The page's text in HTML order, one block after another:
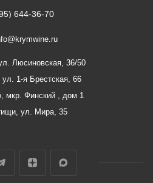
644-36-70
Люсиновская, 36/50
ул. 1-я Брестская, 66
мкр. Финский , дом 1
ул. Мира, 35